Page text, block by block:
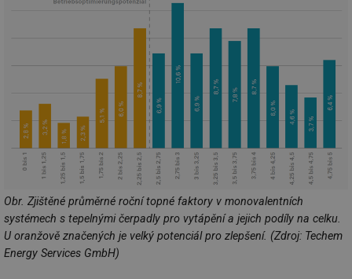
Obr. Zjištěné průměrné roční topné faktory v monovalentních
systémech s tepelnými čerpadly pro vytápění a jejich podíly na celku.
U oranžově značených je velký potenciál pro zlepšení. (Zdroj: Techem
Energy Services GmbH)